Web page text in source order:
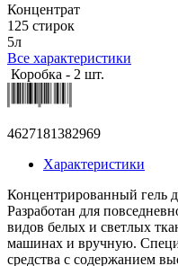
Концентрат
125 стирок
5л
Все характеристики
Коробка - 2 шт.
4627181382969
Характеристики
Концентрированный гель
Разработан для
видов белых и светлых
машинах и вручную.
средства с содержанием